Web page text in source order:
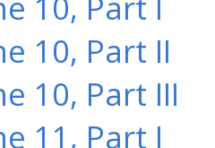
10, Part II
10, Part III
11, Part I